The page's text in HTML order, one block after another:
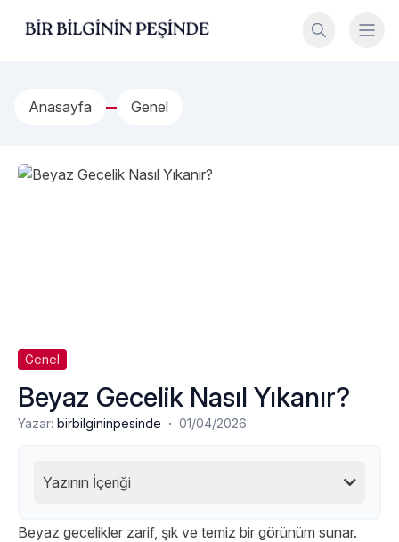
Bir Bilginin Peşinde!
Anasayfa Genel
Genel
Beyaz Gecelik Nasıl Yıkanır?
Yazar: birbilgininpesinde · 01/04/2026
Yazının İçeriği
Beyaz gecelikler zarif, şık ve temiz bir görünüm sunar.